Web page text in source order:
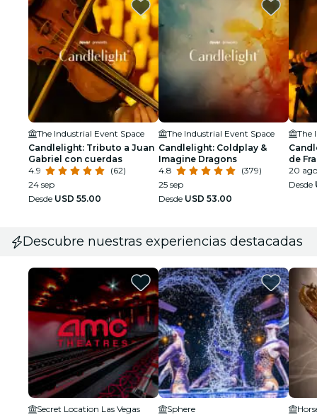
The Industrial Event Space
Candlelight: Tributo a Juan
Gabriel con cuerdas
4.9
(62)
24 sep
Desde USD 55.00
The Industrial Event Space
Candlelight: Coldplay &
Imagine Dragons
4.8
(379)
25 sep
Desde USD 53.00
The
de
Cole
20 ago
Desde
Descubre nuestras experiencias destacadas
Secret Location Las Vegas
Sphere